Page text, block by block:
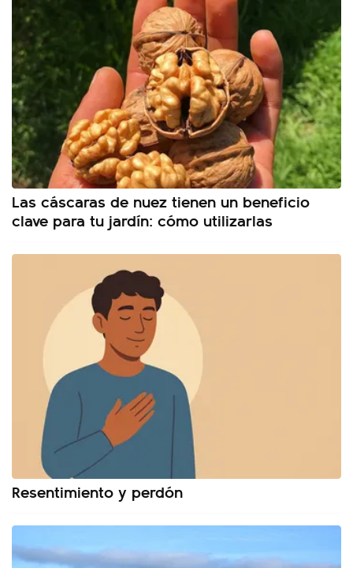
Las cáscaras de nuez tienen un beneficio
clave para tu jardín: cómo utilizarlas
Resentimiento y perdón